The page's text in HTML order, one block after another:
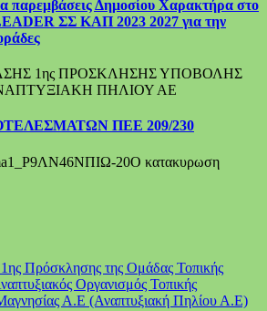
παρεμβάσεις Δημοσίου Χαρακτήρα στο
ΣΣ ΚΑΠ 2023 2027 για την
1ης ΠΡΟΣΚΛΗΣΗΣ ΥΠΟΒΟΛΗΣ
ΠΗΛΙΟΥ ΑΕ
ΠΕΕ 209/230
20Ο κατακυρωση
Πρόσκλησης της Ομάδας Τοπικής
Οργανισμός Τοπικής
Α.Ε (Αναπτυξιακή Πηλίου Α.Ε)